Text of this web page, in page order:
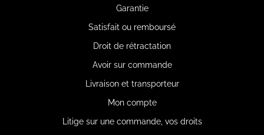
Garantie
Satisfait ou remboursé
Droit de rétractation
Avoir sur commande
Livraison et transporteur
Mon compte
Litige sur une commande, vos droits